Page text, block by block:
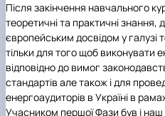
Після закінчення навчального
теоретичні та практичні знання,
європейським досвідом у галузі
тільки для того щоб виконувати
відповідно до вимог
стандартів але також і для
енергоаудиторів в Україні в
Учасником першої Фази був і